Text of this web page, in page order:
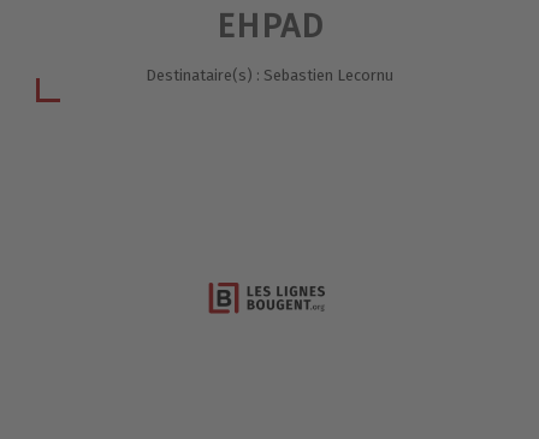
EHPAD
Destinataire(s) : Sebastien Lecornu